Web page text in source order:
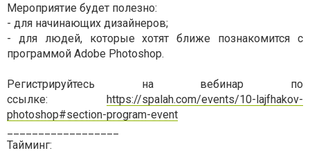
Мероприятие будет полезно:
- для начинающих дизайнеров;
- для людей, которые хотят ближе познакомится с
программой Adobe Photoshop.
Регистрируйтесь на вебинар по
ссылке: https://spalah.com/events/10-lajfhakov-
photoshop#section-program-event
Тайминг: